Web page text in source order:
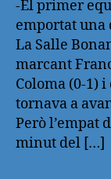
-El primer
emportat una
La Salle
marcant
Coloma (0-1)
tornava a
Però l’empat
minut del […]